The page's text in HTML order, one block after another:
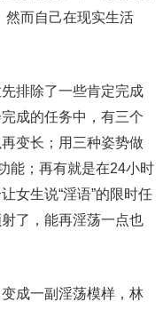
然而自己在现实生活
排除了一些肯定完成
成的任务中，有三个
变长；用三种姿势做
能；再有就是在24小时
女生说“淫语”的限时任
了，能再淫荡一点也
成一副淫荡模样，林